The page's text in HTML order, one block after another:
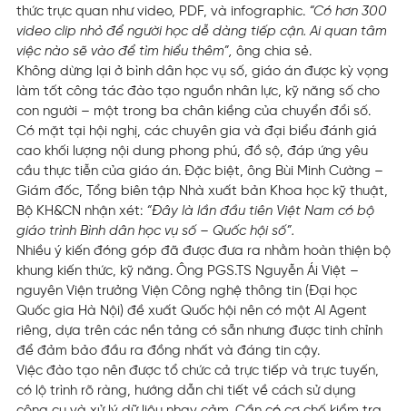
thức trực quan như video, PDF, và infographic. “Có hơn 300
video clip nhỏ để người học dễ dàng tiếp cận. Ai quan tâm
việc nào sẽ vào để tìm hiểu thêm”, ông chia sẻ.
Không dừng lại ở bình dân học vụ số, giáo án được kỳ vọng
làm tốt công tác đào tạo nguồn nhân lực, kỹ năng số cho
con người – một trong ba chân kiềng của chuyển đổi số.
Có mặt tại hội nghị, các chuyên gia và đại biểu đánh giá
cao khối lượng nội dung phong phú, đồ sộ, đáp ứng yêu
cầu thực tiễn của giáo án. Đặc biệt, ông Bùi Minh Cường –
Giám đốc, Tổng biên tập Nhà xuất bản Khoa học kỹ thuật,
Bộ KH&CN nhận xét: “Đây là lần đầu tiên Việt Nam có bộ
giáo trình Bình dân học vụ số – Quốc hội số”.
Nhiều ý kiến đóng góp đã được đưa ra nhằm hoàn thiện bộ
khung kiến thức, kỹ năng. Ông PGS.TS Nguyễn Ái Việt –
nguyên Viện trưởng Viện Công nghệ thông tin (Đại học
Quốc gia Hà Nội) đề xuất Quốc hội nên có một AI Agent
riêng, dựa trên các nền tảng có sẵn nhưng được tinh chỉnh
để đảm bảo đầu ra đồng nhất và đáng tin cậy.
Việc đào tạo nên được tổ chức cả trực tiếp và trực tuyến,
có lộ trình rõ ràng, hướng dẫn chi tiết về cách sử dụng